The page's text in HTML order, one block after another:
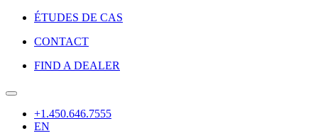
ÉTUDES DE CAS
CONTACT
FIND A DEALER
+1.450.646.7555
EN